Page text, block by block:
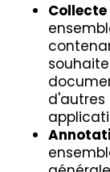
Collecte
d'autres